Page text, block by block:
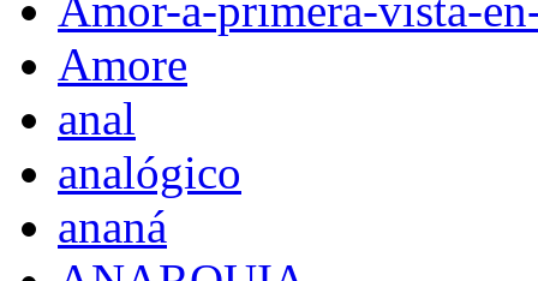
Amor-a-primera-vista-
Amore
anal
analógico
ananá